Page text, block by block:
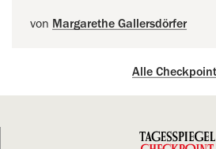
von Margarethe Gallersdörfer
Alle